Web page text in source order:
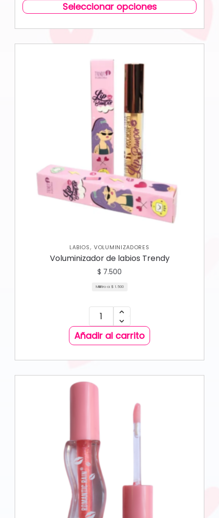
Seleccionar opciones
LABIOS,VOLUMINIZADORES
Voluminizador de labios Trendy
$ 7.500
Mililitro a: $ 1.500
Añadir al carrito